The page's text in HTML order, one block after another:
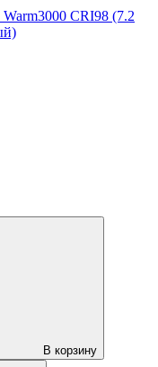
CRI98 (7.2
В корзину